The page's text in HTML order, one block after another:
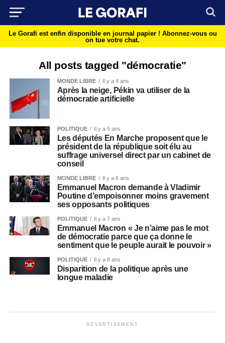
Le Gorafi est enfin disponible en journal papier ! Abonnez-vous ou
on tue votre chat.
All posts tagged "démocratie"
MONDE LIBRE Il y a 4 ans
Après la neige, Pékin va utiliser de la
démocratie artificielle
POLITIQUE Il y a 5 ans
Les députés En Marche proposent que le
président de la république soit élu au
suffrage universel direct par un cabinet de
conseil
MONDE LIBRE Il y a 6 ans
Emmanuel Macron demande à Vladimir
Poutine d’empoisonner moins gravement
ses opposants politiques
POLITIQUE Il y a 7 ans
Emmanuel Macron « Je n’aime pas le mot
de démocratie parce que ça donne le
sentiment que le peuple aurait le pouvoir »
POLITIQUE Il y a 8 ans
Disparition de la politique après une
longue maladie
ADVERTISEMENT